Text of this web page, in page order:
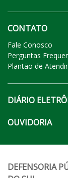
CONTATO
Fale Conosco
Perguntas
Plantão de
DIÁRIO
OUVIDORIA
DEFENSORIA